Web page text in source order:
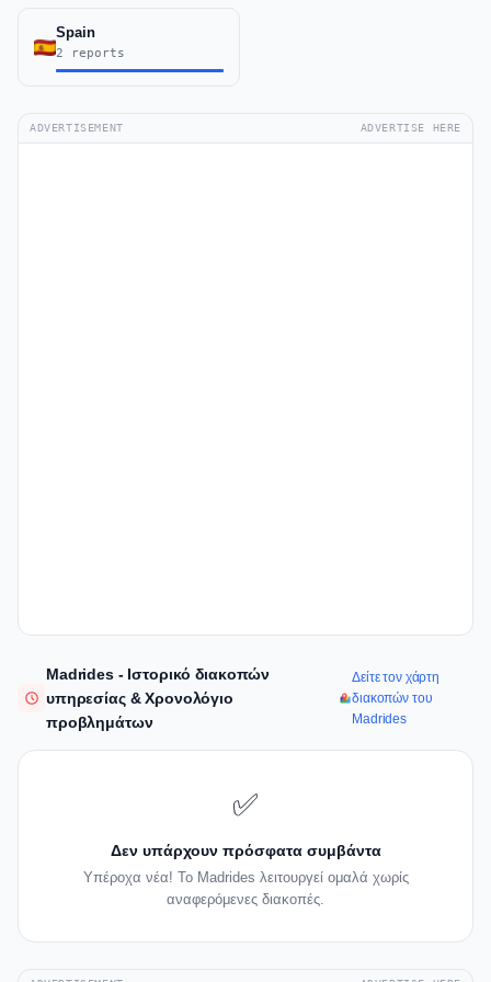
Spain
2 reports
ADVERTISEMENT ADVERTISE HERE
Madrides - Ιστορικό διακοπών
υπηρεσίας & Χρονολόγιο
προβλημάτων
Δείτε τον χάρτη
διακοπών του
Madrides
✅
Δεν υπάρχουν πρόσφατα συμβάντα
Υπέροχα νέα! Το Madrides λειτουργεί ομαλά χωρίς
αναφερόμενες διακοπές.